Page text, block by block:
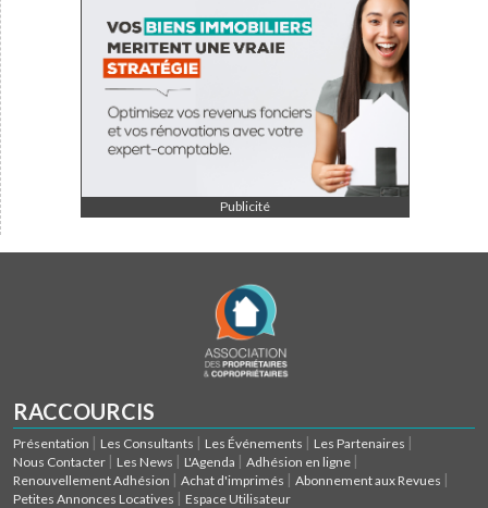
Publicité
RACCOURCIS
Présentation Les Consultants Les Événements
Les Partenaires
Nous Contacter
Les News L'Agenda
Adhésion en ligne
Renouvellement Adhésion
Achat d'imprimés
Abonnement aux Revues
Petites Annonces Locatives
Espace Utilisateur